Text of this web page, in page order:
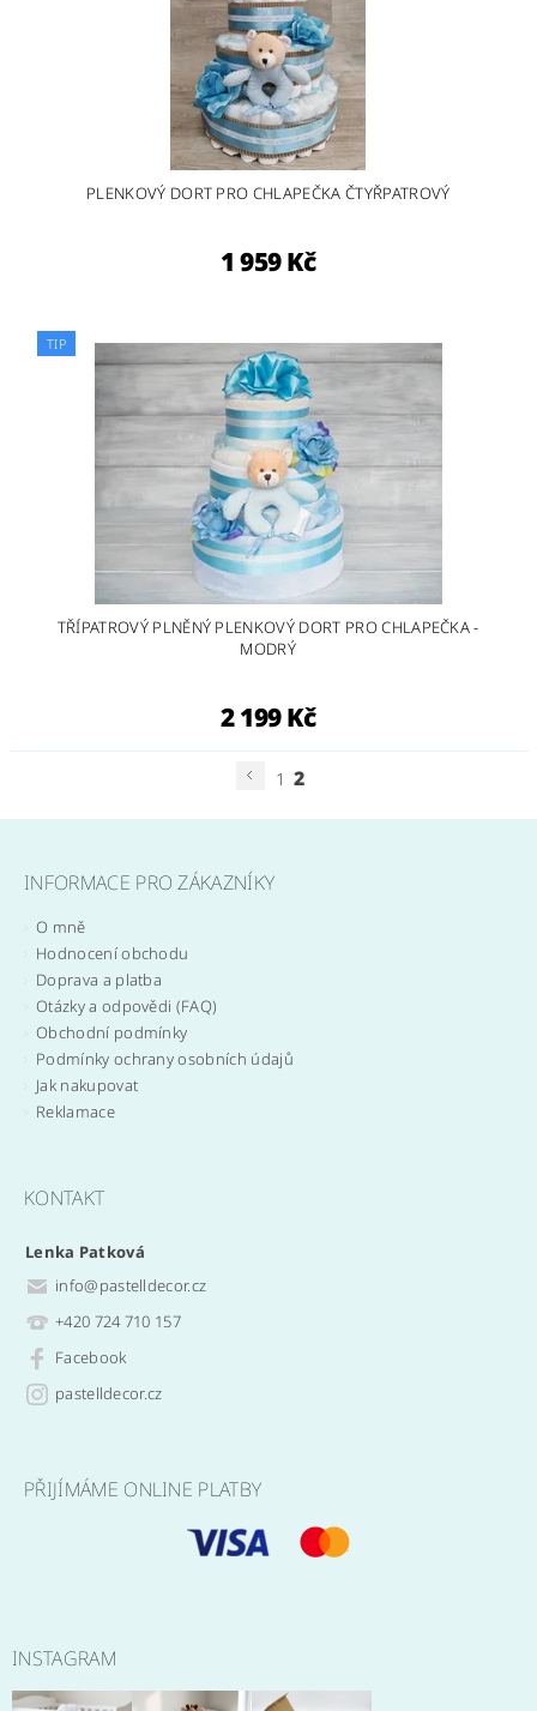
PLENKOVÝ DORT PRO CHLAPEČKA ČTYŘPATROVÝ
1 959 Kč
TIP
TŘÍPATROVÝ PLNĚNÝ PLENKOVÝ DORT PRO CHLAPEČKA -
MODRÝ
2 199 Kč
1 2
INFORMACE PRO ZÁKAZNÍKY
O mně
Hodnocení obchodu
Doprava a platba
Otázky a odpovědi (FAQ)
Obchodní podmínky
Podmínky ochrany osobních údajů
Jak nakupovat
Reklamace
KONTAKT
Lenka Patková
info@pastelldecor.cz
+420 724 710 157
Facebook
pastelldecor.cz
PŘIJÍMÁME ONLINE PLATBY
INSTAGRAM